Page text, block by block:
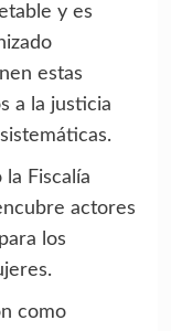
y es
estas
a la justicia
Fiscalía
actores
los
como